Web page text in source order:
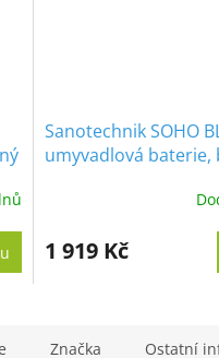
Sanotechnik SOHO
umyvadlová baterie,
1 919 Kč
Značka Ostatní